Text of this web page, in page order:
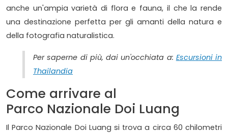
anche un'ampia varietà di flora e fauna, il che la rende
una destinazione perfetta per gli amanti della natura e
della fotografia naturalistica.
Per saperne di più, dai un'occhiata a: Escursioni in
Thailandia
Come arrivare al
Parco Nazionale Doi Luang
Il Parco Nazionale Doi Luang si trova a circa 60 chilometri